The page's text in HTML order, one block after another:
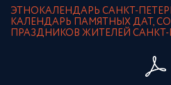
ЭТНОКАЛЕНДАРЬ САНКТ-
КАЛЕНДАРЬ ПАМЯТНЫХ ДАТ,
ПРАЗДНИКОВ ЖИТЕЛЕЙ САНКТ-